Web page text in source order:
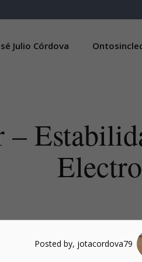
Julio Córdova
Posted by, jotacordova79